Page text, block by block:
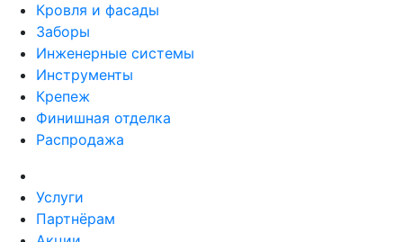
Кровля и фасады
Заборы
Инженерные системы
Инструменты
Крепеж
Финишная отделка
Распродажа
Услуги
Партнёрам